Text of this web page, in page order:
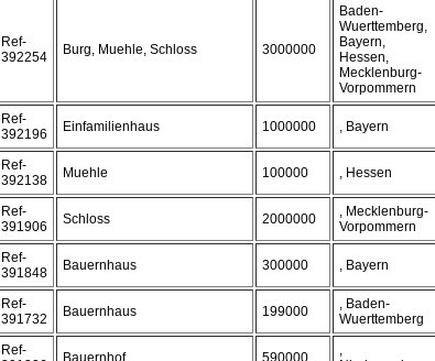
Ref-
392254
Burg, Muehle, Schloss 3000000
Baden-
Wuerttemberg,
Bayern,
Hessen,
Mecklenburg-
Vorpommern
Ref-
392196
Einfamilienhaus 1000000 , Bayern
Ref-
392138
Muehle 100000 , Hessen
Ref-
391906
Schloss 2000000
, Mecklenburg-
Vorpommern
Ref-
391848
Bauernhaus 300000 , Bayern
Ref-
391732
Bauernhaus 199000
, Baden-
Wuerttemberg
Ref-
Bauernhof 590000
,